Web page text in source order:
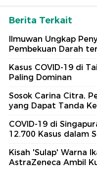
Berita Terkait
Ilmuwan Ungkap
Pembekuan Darah
Kasus COVID-19 di
Paling Dominan
Sosok Carina Citra,
yang Dapat Tanda
COVID-19 di
12.700 Kasus dalam
Kisah 'Sulap' Warna
AstraZeneca Ambil